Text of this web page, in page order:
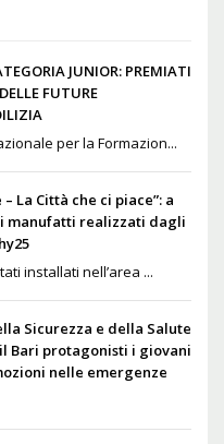
JUNIOR: PREMIATI
FUTURE
per la Formazion...
La Città che ci piace”: a
manufatti realizzati dagli
installati nell’area ...
Sicurezza e della Salute
Bari protagonisti i giovani
nelle emergenze